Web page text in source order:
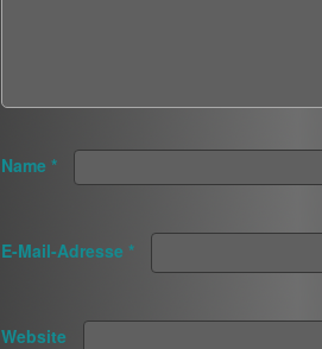
Name *
E-Mail-Adresse *
Website